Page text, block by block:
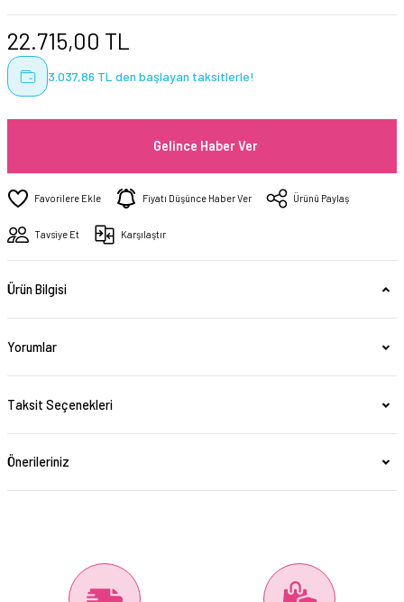
22.715,00 TL
3.037,86 TL den başlayan taksitlerle!
Gelince Haber Ver
Fiyatı Düşünce Haber Ver Ürünü Paylaş
Tavsiye Et Karşılaştır
Ürün Bilgisi
Yorumlar
Taksit Seçenekleri
Önerileriniz